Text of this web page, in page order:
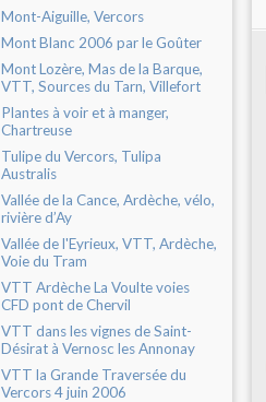
Mont-Aiguille, Vercors
Mont Blanc 2006 par le Goûter
Mont Lozère, Mas de la Barque,
VTT, Sources du Tarn, Villefort
Plantes à voir et à manger,
Chartreuse
Tulipe du Vercors, Tulipa
Australis
Vallée de la Cance, Ardèche, vélo,
rivière d’Ay
Vallée de l'Eyrieux, VTT, Ardèche,
Voie du Tram
VTT Ardèche La Voulte voies
CFD pont de Chervil
VTT dans les vignes de Saint-
Désirat à Vernosc les Annonay
VTT la Grande Traversée du
Vercors 4 juin 2006